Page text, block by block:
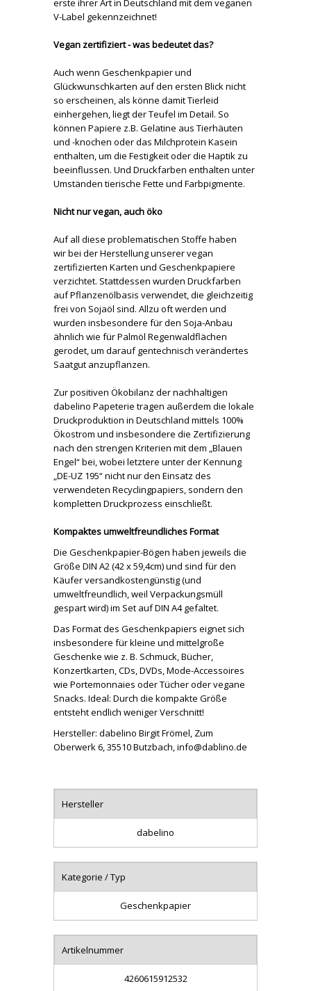
erste ihrer Art in Deutschland mit dem veganen
V-Label gekennzeichnet!
Vegan zertifiziert - was bedeutet das?
Auch wenn Geschenkpapier und
Glückwunschkarten auf den ersten Blick nicht
so erscheinen, als könne damit Tierleid
einhergehen, liegt der Teufel im Detail. So
können Papiere z.B. Gelatine aus Tierhäuten
und -knochen oder das Milchprotein Kasein
enthalten, um die Festigkeit oder die Haptik zu
beeinflussen. Und Druckfarben enthalten unter
Umständen tierische Fette und Farbpigmente.
Nicht nur vegan, auch öko
Auf all diese problematischen Stoffe haben
wir bei der Herstellung unserer vegan
zertifizierten Karten und Geschenkpapiere
verzichtet. Stattdessen wurden Druckfarben
auf Pflanzenölbasis verwendet, die gleichzeitig
frei von Sojaöl sind. Allzu oft werden und
wurden insbesondere für den Soja-Anbau
ähnlich wie für Palmöl Regenwaldflächen
gerodet, um darauf gentechnisch verändertes
Saatgut anzupflanzen.
Zur positiven Ökobilanz der nachhaltigen
dabelino Papeterie tragen außerdem die lokale
Druckproduktion in Deutschland mittels 100%
Ökostrom und insbesondere die Zertifizierung
nach den strengen Kriterien mit dem „Blauen
Engel“ bei, wobei letztere unter der Kennung
„DE-UZ 195“ nicht nur den Einsatz des
verwendeten Recyclingpapiers, sondern den
kompletten Druckprozess einschließt.
Kompaktes umweltfreundliches Format
Die Geschenkpapier-Bögen haben jeweils die
Größe DIN A2 (42 x 59,4cm) und sind für den
Käufer versandkostengünstig (und
umweltfreundlich, weil Verpackungsmüll
gespart wird) im Set auf DIN A4 gefaltet.
Das Format des Geschenkpapiers eignet sich
insbesondere für kleine und mittelgroße
Geschenke wie z. B. Schmuck, Bücher,
Konzertkarten, CDs, DVDs, Mode-Accessoires
wie Portemonnaies oder Tücher oder vegane
Snacks. Ideal: Durch die kompakte Größe
entsteht endlich weniger Verschnitt!
Hersteller: dabelino Birgit Frömel, Zum
Oberwerk 6, 35510 Butzbach, info@dablino.de
Hersteller
dabelino
Kategorie / Typ
Geschenkpapier
Artikelnummer
4260615912532